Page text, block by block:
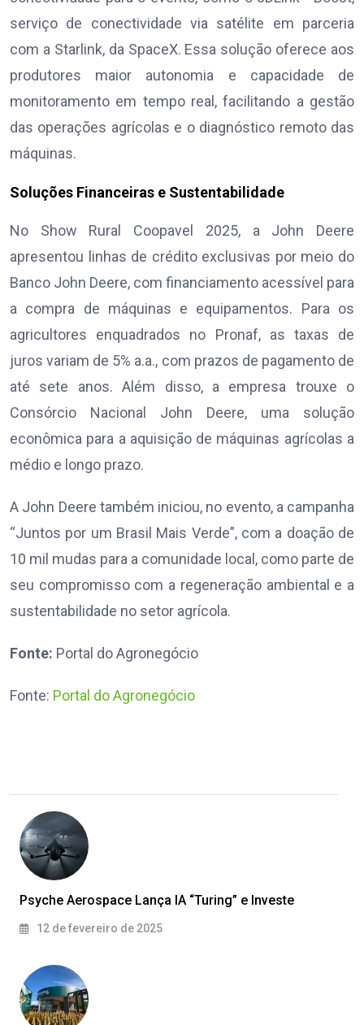
serviço de conectividade via satélite em parceria
com a Starlink, da SpaceX. Essa solução oferece aos
produtores maior autonomia e capacidade de
monitoramento em tempo real, facilitando a gestão
das operações agrícolas e o diagnóstico remoto das
máquinas.
Soluções Financeiras e Sustentabilidade
No Show Rural Coopavel 2025, a John Deere
apresentou linhas de crédito exclusivas por meio do
Banco John Deere, com financiamento acessível para
a compra de máquinas e equipamentos. Para os
agricultores enquadrados no Pronaf, as taxas de
juros variam de 5% a.a., com prazos de pagamento de
até sete anos. Além disso, a empresa trouxe o
Consórcio Nacional John Deere, uma solução
econômica para a aquisição de máquinas agrícolas a
médio e longo prazo.
A John Deere também iniciou, no evento, a campanha
“Juntos por um Brasil Mais Verde”, com a doação de
10 mil mudas para a comunidade local, como parte de
seu compromisso com a regeneração ambiental e a
sustentabilidade no setor agrícola.
Fonte: Portal do Agronegócio
Fonte: Portal do Agronegócio
Psyche Aerospace Lança IA “Turing” e Investe
12 de fevereiro de 2025